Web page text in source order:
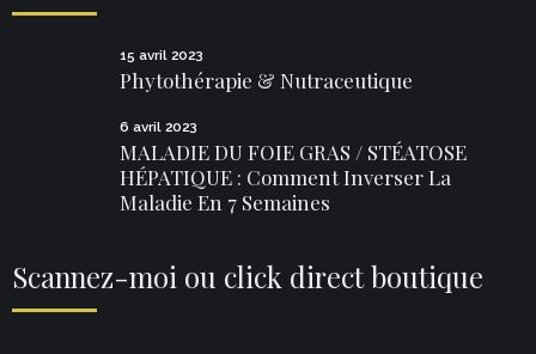
15 avril 2023
Phytothérapie & Nutraceutique
6 avril 2023
MALADIE DU FOIE GRAS / STÉATOSE
HÉPATIQUE : Comment Inverser La
Maladie En 7 Semaines
Scannez-moi ou click direct boutique